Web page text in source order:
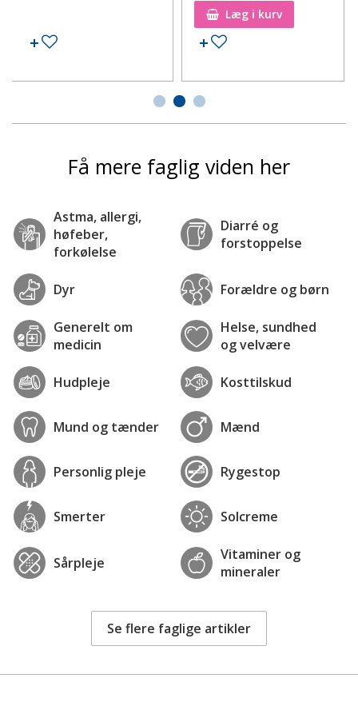
Tilføj til ønskeseddel
Læg i kurv
Tilføj til ønskeseddel
Få mere faglig viden her
Astma, allergi,
høfeber,
forkølelse
Diarré og
forstoppelse
Dyr Forældre og børn
Generelt om
medicin
Helse, sundhed
og velvære
Hudpleje Kosttilskud
Mund og tænder Mænd
Personlig pleje Rygestop
Smerter Solcreme
Sårpleje
Vitaminer og
mineraler
Se flere faglige artikler